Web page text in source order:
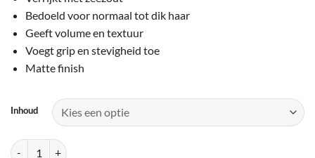
waarderingen
Bedoeld voor normaal tot dik haar
Geeft volume en textuur
Voegt grip en stevigheid toe
Matte finish
Inhoud
Keune Style Thickening Cream | Thick Trick aantal